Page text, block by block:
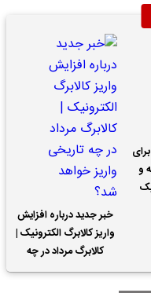
و
خبر جدید درباره افزایش
واریز کالابرگ الکترونیک |
کالابرگ مرداد در چه
تاریخی واریز خواهد شد؟